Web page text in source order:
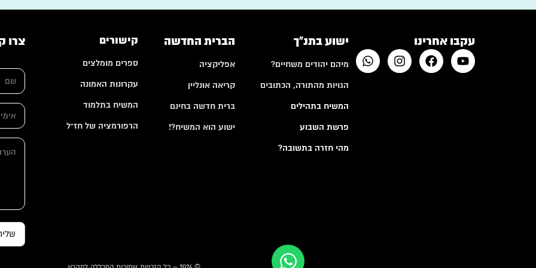
עקבו אחרינו ישוע בתנ"ך
מיהם יהודים משחיים?
הגויות מהתורה, הכתובים
המשיח בתהילים
פרשת השבוע
מהי חזרה בתשובה?
הברית החדשה
אפליקציה
קריאה אונליין
ברית חדשה בחינם
ישוע הוא המשיח?!
קישורים
ספרים מומלצים
עקרונות האמונה
המשיח בתלמוד
הרפורמציה של חז"ל
צרו
ש
*
ם
ש
ם
*
א
מ
י
י
ה